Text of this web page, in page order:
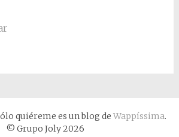
quiéreme es un blog de Wappíssima.
© Grupo Joly 2026